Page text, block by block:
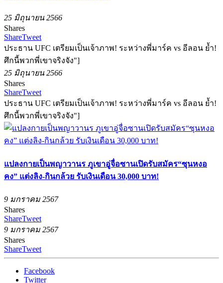
25 มิถุนายน 2566
Shares
ShareTweet
ประธาน UFC เตรียมเป็นเจ้าภาพ! ระหว่างพี่มาร์ค vs อีลอน ย้ำ!
ศึกนี้พวกพี่เขาจริงจัง"]
25 มิถุนายน 2566
Shares
ShareTweet
ประธาน UFC เตรียมเป็นเจ้าภาพ! ระหว่างพี่มาร์ค vs อีลอน ย้ำ!
ศึกนี้พวกพี่เขาจริงจัง"]
แปลงกายเป็นพญาวานร ภูเขาอู่จื่อซานเปิดรับสมัคร“ซุนหงอ
คง” แต่งลิง-กินกล้วย รับเงินเดือน 30,000 บาท!
9 มกราคม 2567
Shares
ShareTweet
9 มกราคม 2567
Shares
ShareTweet
Facebook
Twitter